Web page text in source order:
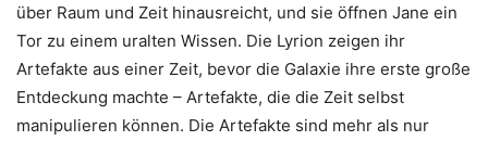
über Raum und Zeit hinausreicht, und sie öffnen Jane ein
Tor zu einem uralten Wissen. Die Lyrion zeigen ihr
Artefakte aus einer Zeit, bevor die Galaxie ihre erste große
Entdeckung machte – Artefakte, die die Zeit selbst
manipulieren können. Die Artefakte sind mehr als nur